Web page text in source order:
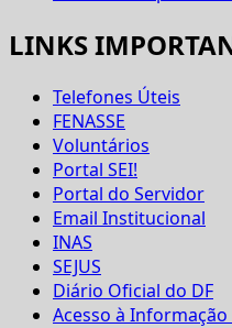
LINKS
Telefones Úteis
FENASSE
Voluntários
Portal SEI!
Portal do Servidor
Email Institucional
INAS
SEJUS
Diário Oficial do DF
Acesso à Informação